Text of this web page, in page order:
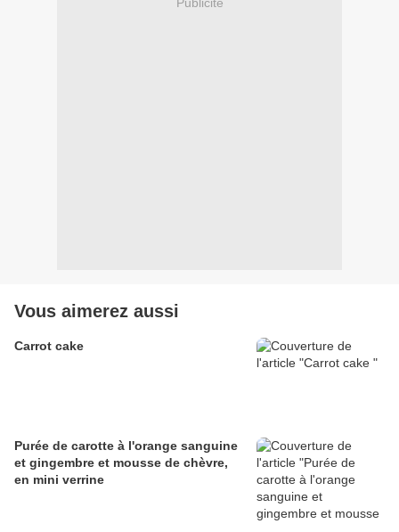
Vous aimerez aussi
Carrot cake
Purée de carotte à l'orange sanguine
et gingembre et mousse de chèvre,
en mini verrine